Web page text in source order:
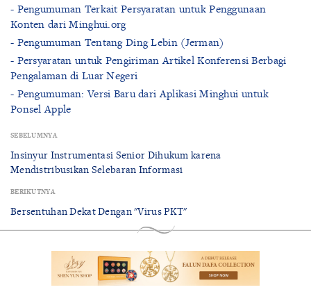
- Pengumuman Terkait Persyaratan untuk Penggunaan
Konten dari Minghui.org
- Pengumuman Tentang Ding Lebin (Jerman)
- Persyaratan untuk Pengiriman Artikel Konferensi Berbagi
Pengalaman di Luar Negeri
- Pengumuman: Versi Baru dari Aplikasi Minghui untuk
Ponsel Apple
SEBELUMNYA
Insinyur Instrumentasi Senior Dihukum karena
Mendistribusikan Selebaran Informasi
BERIKUTNYA
Bersentuhan Dekat Dengan "Virus PKT"